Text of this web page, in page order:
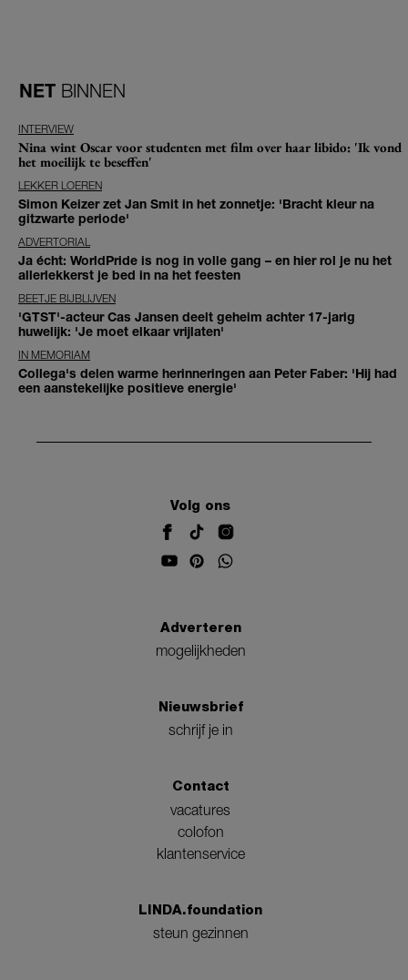
NET BINNEN
INTERVIEW
Nina wint Oscar voor studenten met film over haar libido: 'Ik vond
het moeilijk te beseffen'
LEKKER LOEREN
Simon Keizer zet Jan Smit in het zonnetje: 'Bracht kleur na
gitzwarte periode'
ADVERTORIAL
Ja écht: WorldPride is nog in volle gang – en hier rol je nu het
allerlekkerst je bed in na het feesten
BEETJE BIJBLIJVEN
'GTST'-acteur Cas Jansen deelt geheim achter 17-jarig
huwelijk: 'Je moet elkaar vrijlaten'
IN MEMORIAM
Collega's delen warme herinneringen aan Peter Faber: 'Hij had
een aanstekelijke positieve energie'
Volg ons
Adverteren
mogelijkheden
Nieuwsbrief
schrijf je in
Contact
vacatures
colofon
klantenservice
LINDA.foundation
steun gezinnen